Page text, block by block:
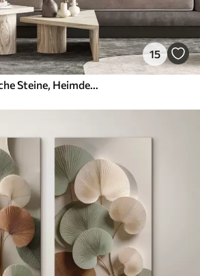
15
Pealistische ästhetische Steine, Heimdekoration, natürliche Beleuchtung